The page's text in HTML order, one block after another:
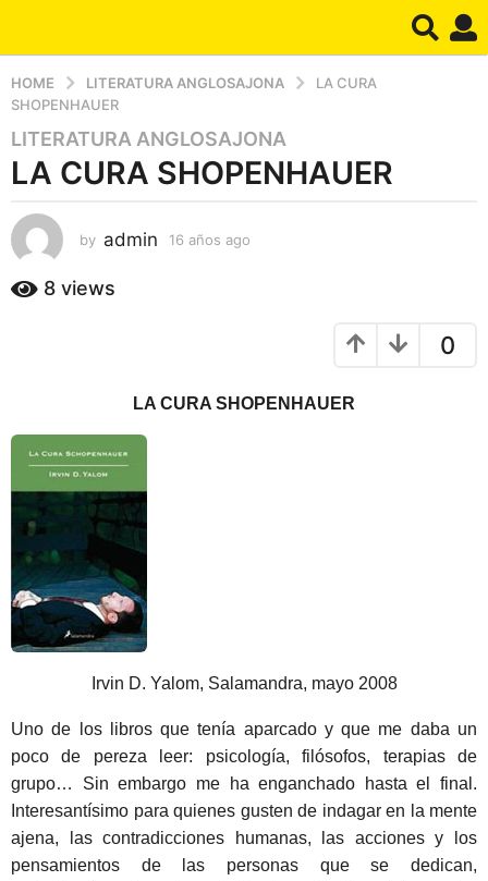
HOME LITERATURA ANGLOSAJONA
LA CURA
SHOPENHAUER
1
6
a
ñ
o
a
g
o
LITERATURA ANGLOSAJONA
LA CURA SHOPENHAUER
by admin 16 años ago
o
8 views
0
LA CURA SHOPENHAUER
Irvin D. Yalom, Salamandra, mayo 2008
Uno de los libros que tenía aparcado y que me daba un
poco de pereza leer: psicología, filósofos, terapias de
grupo… Sin embargo me ha enganchado hasta el final.
Interesantísimo para quienes gusten de indagar en la mente
ajena, las contradicciones humanas, las acciones y los
pensamientos de las personas que se dedican,